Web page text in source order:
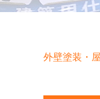
外壁塗装・